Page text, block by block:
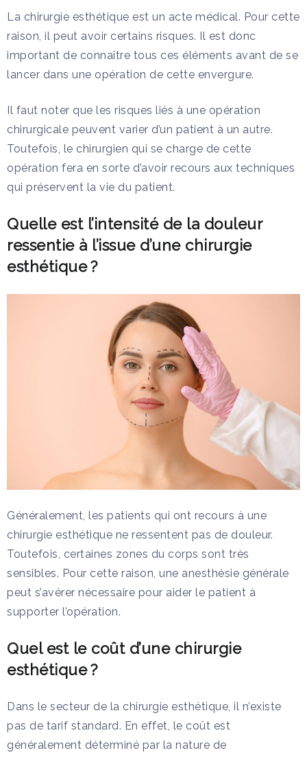
La chirurgie esthétique est un acte médical. Pour cette
raison, il peut avoir certains risques. Il est donc
important de connaître tous ces éléments avant de se
lancer dans une opération de cette envergure.
Il faut noter que les risques liés à une opération
chirurgicale peuvent varier d’un patient à un autre.
Toutefois, le chirurgien qui se charge de cette
opération fera en sorte d’avoir recours aux techniques
qui préservent la vie du patient.
Quelle est l’intensité de la douleur
ressentie à l’issue d’une chirurgie
esthétique ?
Généralement, les patients qui ont recours à une
chirurgie esthétique ne ressentent pas de douleur.
Toutefois, certaines zones du corps sont très
sensibles. Pour cette raison, une anesthésie générale
peut s’avérer nécessaire pour aider le patient à
supporter l’opération.
Quel est le coût d’une chirurgie
esthétique ?
Dans le secteur de la chirurgie esthétique, il n’existe
pas de tarif standard. En effet, le coût est
généralement déterminé par la nature de